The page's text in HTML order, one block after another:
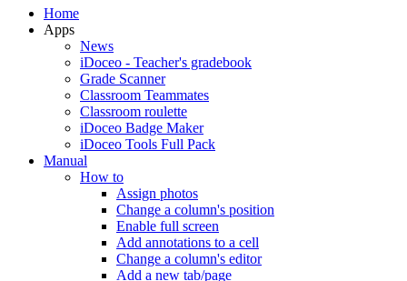
Home
Apps
News
iDoceo - Teacher's gradebook
Grade Scanner
Classroom Teammates
Classroom roulette
iDoceo Badge Maker
iDoceo Tools Full Pack
Manual
How to
Assign photos
Change a column's position
Enable full screen
Add annotations to a cell
Change a column's editor
Add a new tab/page